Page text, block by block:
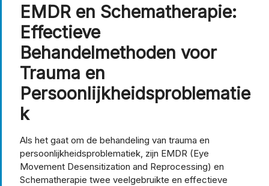
EMDR en Schematherapie:
Effectieve
Behandelmethoden voor
Trauma en
Persoonlijkheidsproblematie
k
Als het gaat om de behandeling van trauma en
persoonlijkheidsproblematiek, zijn EMDR (Eye
Movement Desensitization and Reprocessing) en
Schematherapie twee veelgebruikte en effectieve